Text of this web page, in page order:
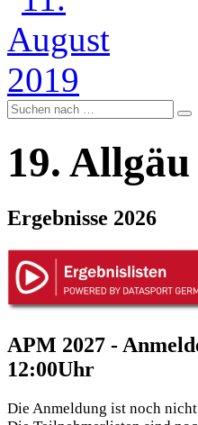
19.
Ergebnisse 2026
APM 2027 -
12:00Uhr
Die Anmeldung ist noch